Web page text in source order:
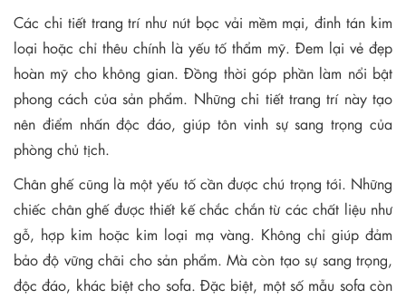
Các chi tiết trang trí như nút bọc vải mềm mại, đinh tán kim
loại hoặc chỉ thêu chính là yếu tố thẩm mỹ. Đem lại vẻ đẹp
hoàn mỹ cho không gian. Đồng thời góp phần làm nổi bật
phong cách của sản phẩm. Những chi tiết trang trí này tạo
nên điểm nhấn độc đáo, giúp tôn vinh sự sang trọng của
phòng chủ tịch.
Chân ghế cũng là một yếu tố cần được chú trọng tới. Những
chiếc chân ghế được thiết kế chắc chắn từ các chất liệu như
gỗ, hợp kim hoặc kim loại mạ vàng. Không chỉ giúp đảm
bảo độ vững chãi cho sản phẩm. Mà còn tạo sự sang trọng,
độc đáo, khác biệt cho sofa. Đặc biệt, một số mẫu sofa còn